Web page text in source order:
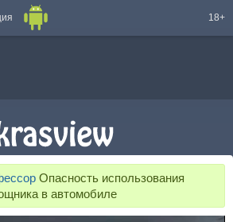
18+
Опасность использования
в автомобиле